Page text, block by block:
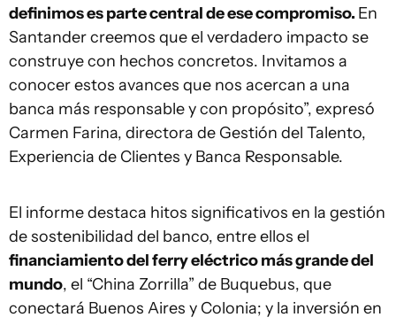
definimos es parte central de ese compromiso. En
Santander creemos que el verdadero impacto se
construye con hechos concretos. Invitamos a
conocer estos avances que nos acercan a una
banca más responsable y con propósito”, expresó
Carmen Farina, directora de Gestión del Talento,
Experiencia de Clientes y Banca Responsable.
El informe destaca hitos significativos en la gestión
de sostenibilidad del banco, entre ellos el
financiamiento del ferry eléctrico más grande del
mundo, el “China Zorrilla” de Buquebus, que
conectará Buenos Aires y Colonia; y la inversión en